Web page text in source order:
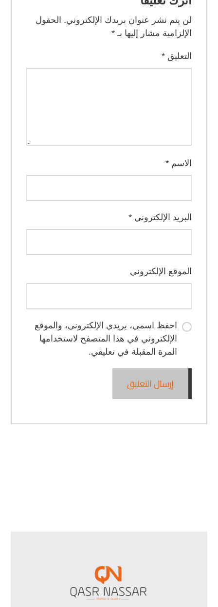
لن يتم نشر عنوان بريدك الإلكتروني. الحقول
الإلزامية مشار إليها بـ*
التعليق*
الاسم*
البريد الإلكتروني*
الموقع الإلكتروني
احفظ اسمي، بريدي الإلكتروني، والموقع
الإلكتروني في هذا المتصفح لاستخدامها
المرة المقبلة في تعليقي.
إرسال التعليق